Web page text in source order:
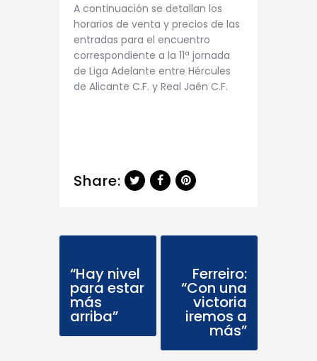
A continuación se detallan los
horarios de venta y precios de las
entradas para el encuentro
correspondiente a la 11ª jornada
de Liga Adelante entre Hércules
de Alicante C.F. y Real Jaén C.F.
Share:
“Hay nivel
para estar
más
arriba”
Ferreiro:
“Con una
victoria
iremos a
más”